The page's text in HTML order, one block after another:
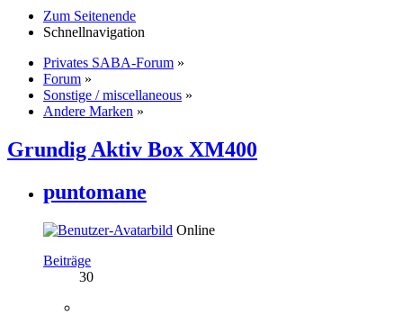
Zum Seitenende
Schnellnavigation
Privates SABA-Forum »
Forum »
Sonstige / miscellaneous »
Andere Marken »
Grundig Aktiv Box XM400
puntomane
Online
Beiträge
30